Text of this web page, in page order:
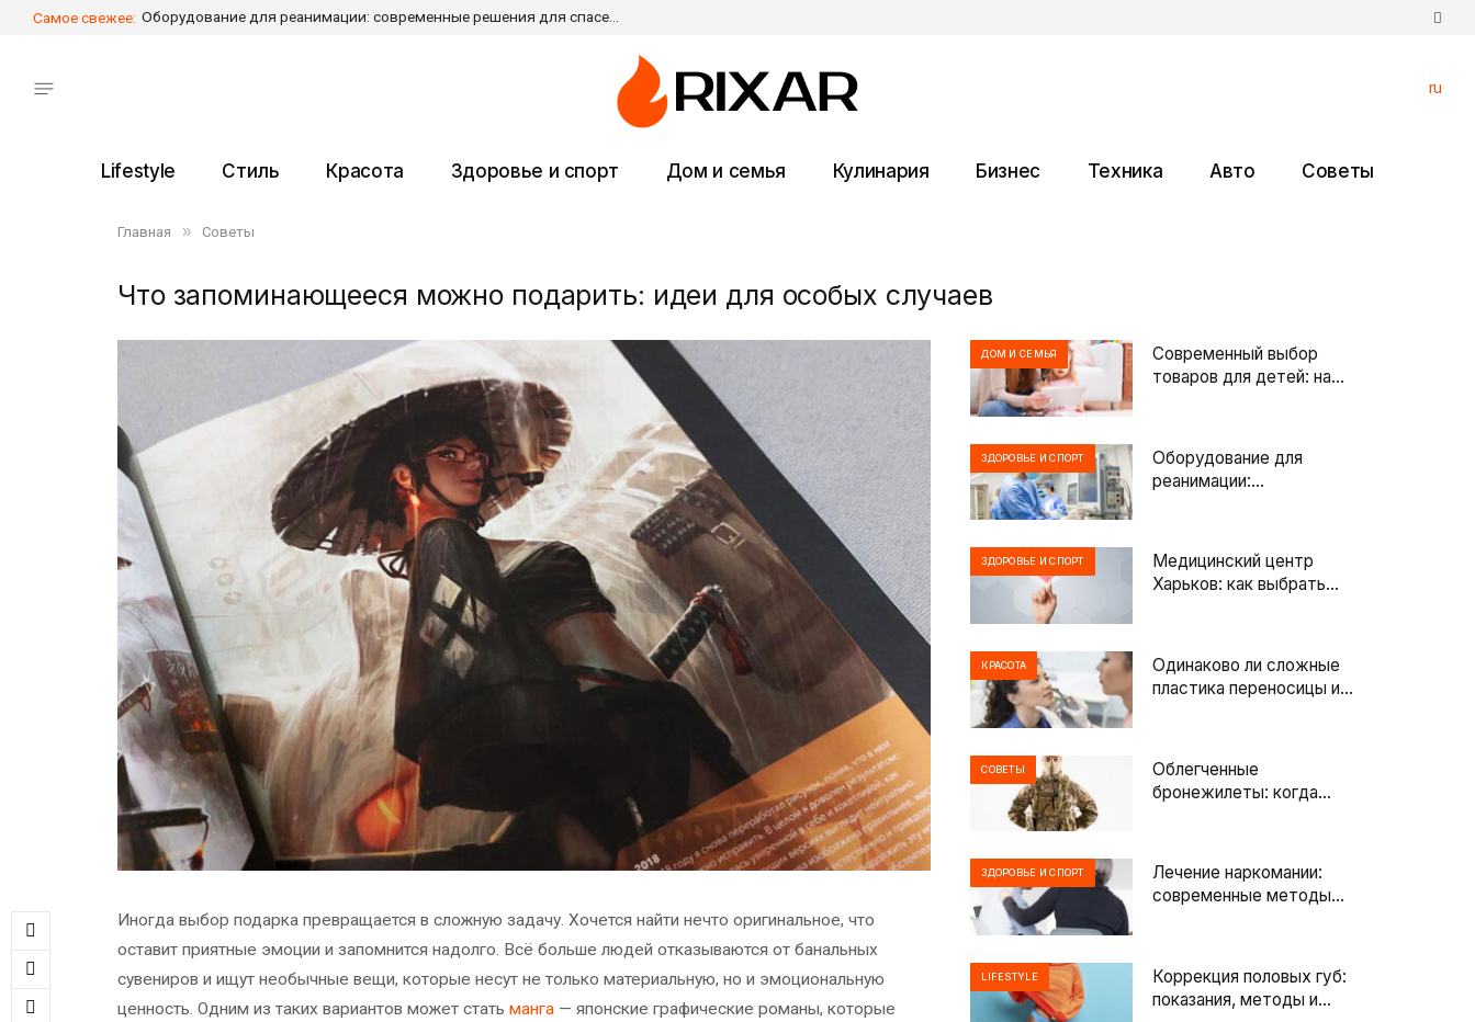
Самое свежее: Оборудование для реанимации: современные решения для спасения жизни пациентов
ru
Lifestyle Стиль Красота Здоровье и спорт Дом и семья Кулинария Бизнес Техника Авто Советы
Главная » Советы
Что запоминающееся можно подарить: идеи для особых случаев
Иногда выбор подарка превращается в сложную задачу. Хочется найти нечто оригинальное, что
оставит приятные эмоции и запомнится надолго. Всё больше людей отказываются от банальных
сувениров и ищут необычные вещи, которые несут не только материальную, но и эмоциональную
ценность. Одним из таких вариантов может стать манга — японские графические романы, которые
ДОМ И СЕМЬЯ
Современный выбор
товаров для детей: на
ЗДОРОВЬЕ И СПОРТ
Оборудование для
реанимации:
пациентов
ЗДОРОВЬЕ И СПОРТ
Медицинский центр
Харьков: как выбрать
КРАСОТА
Одинаково ли сложные
пластика переносицы и
СОВЕТЫ
Облегченные
бронежилеты: когда
ЗДОРОВЬЕ И СПОРТ
Лечение наркомании:
современные методы
LIFESTYLE
Коррекция половых губ:
показания, методы и